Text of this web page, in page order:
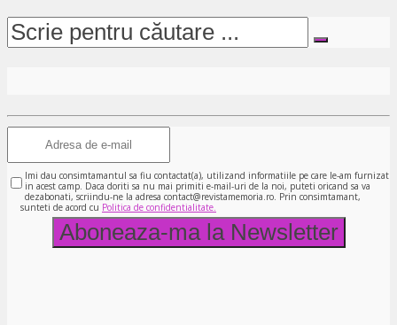
Imi dau consimtamantul sa fiu contactat(a), utilizand informatiile pe care le-am furnizat
in acest camp. Daca doriti sa nu mai primiti e-mail-uri de la noi, puteti oricand sa va
dezabonati, scriindu-ne la adresa contact@revistamemoria.ro. Prin consimtamant,
sunteti de acord cu Politica de confidentialitate.